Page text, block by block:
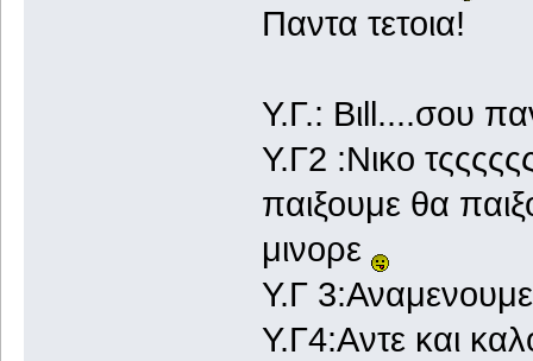
Παντα τετοια!
Y.Γ.: Βιll....σου
Y.Γ2 :Νικο
παιξουμε θα
μινορε
Υ.Γ
Υ.Γ4:Aντε και